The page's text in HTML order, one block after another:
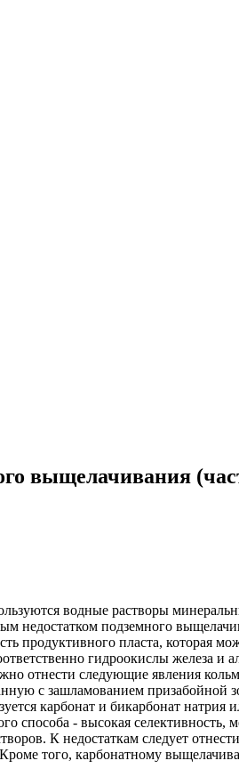
выщелачивания
водные растворы
подземного
продуктивного пласта, которая
гидроокислы железа
отнести следующие явления
с зашламованием призабойной
карбонат и бикарбонат натрия
- высокая селективность,
К недостаткам следует
того, карбонатному